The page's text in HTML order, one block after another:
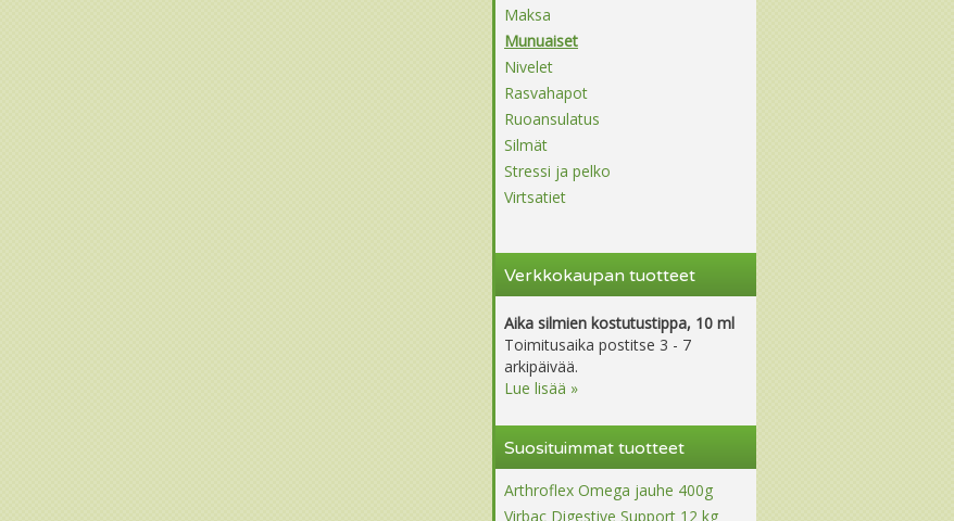
Maksa
Munuaiset
Nivelet
Rasvahapot
Ruoansulatus
Silmät
Stressi ja pelko
Virtsatiet
Verkkokaupan tuotteet
Aika silmien kostutustippa, 10 ml
Toimitusaika postitse 3 - 7
arkipäivää.
Lue lisää »
Suosituimmat tuotteet
Arthroflex Omega jauhe 400g
Virbac Digestive Support 12 kg